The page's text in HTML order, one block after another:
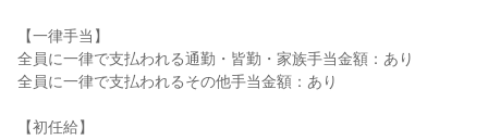
【一律手当】
全員に一律で支払われる通勤・皆勤・家族手当金額：あり
全員に一律で支払われるその他手当金額：あり
【初任給】